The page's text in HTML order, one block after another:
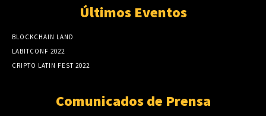
Últimos Eventos
BLOCKCHAIN LAND
LABITCONF 2022
CRIPTO LATIN FEST 2022
Comunicados de Prensa